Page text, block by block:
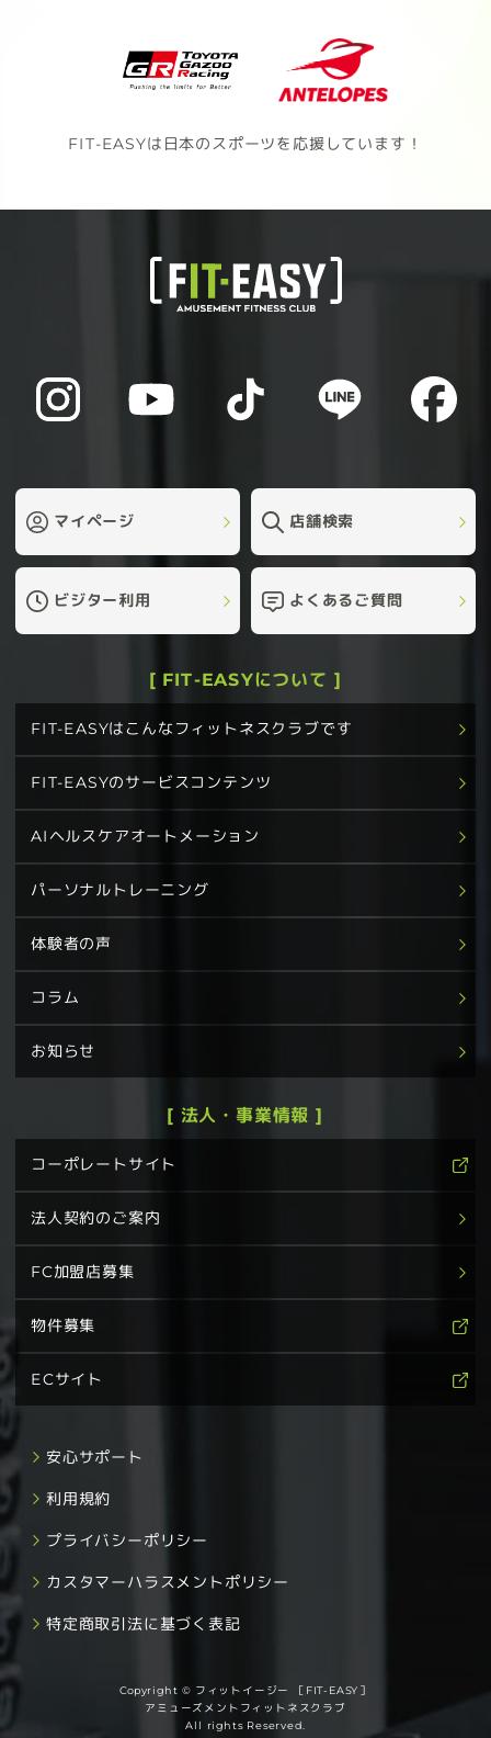
FIT-EASYは日本のスポーツを応援しています！
マイページ 店舗検索
ビジター利用 よくあるご質問
[ FIT-EASYについて ]
FIT-EASYはこんなフィットネスクラブです
FIT-EASYのサービスコンテンツ
AIヘルスケアオートメーション
パーソナルトレーニング
体験者の声
コラム
お知らせ
[ 法人・事業情報 ]
コーポレートサイト
法人契約のご案内
FC加盟店募集
物件募集
ECサイト
安心サポート
利用規約
プライバシーポリシー
カスタマーハラスメントポリシー
特定商取引法に基づく表記
Copyright © フィットイージー ［FIT-EASY］
アミューズメントフィットネスクラブ
All rights Reserved.